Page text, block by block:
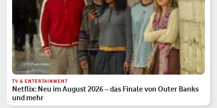
TV & ENTERTAINMENT
Netflix: Neu im August 2026 – das Finale von Outer Banks
und mehr